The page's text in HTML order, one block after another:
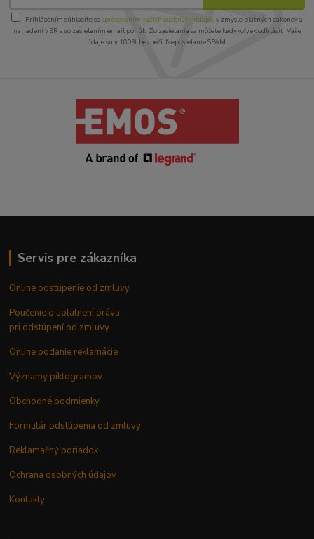
Prihlásením súhlasíte sospracovaním vašich osobných údajovv zmysle platných zákonov a
nariadení v SR a so zasielaním email ponúk. Zo zasielania sa môžete kedykoľvek odhlásiť. Vaše
údaje sú v 100% bezpečí. Neposielame SPAM.
Servis pre zákazníka
Online odstúpenie od zmluvy
Poučenie o uplatnení práva
pri odstúpení od zmluvy
Online podanie reklamácie
Významy piktogramov
Obchodné podmienky
Formulár odstúpenia od zmluvy
Reklamačný poriadok
Ochrana osobných údajov
Kontakty